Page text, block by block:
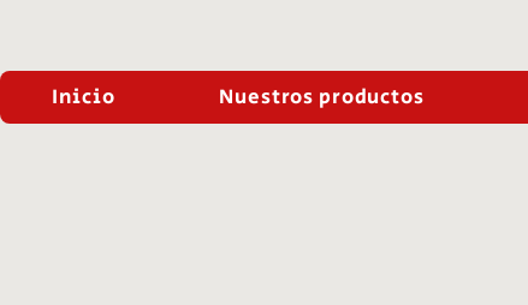
Inicio Nuestros productos